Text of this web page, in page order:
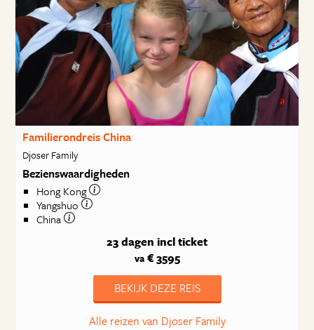
Familierondreis China
Djoser Family
Bezienswaardigheden
Hong Kong
Yangshuo
China
23 dagen incl ticket
va€ 3595
BEKIJK DEZE REIS
Alle reizen van Djoser Family